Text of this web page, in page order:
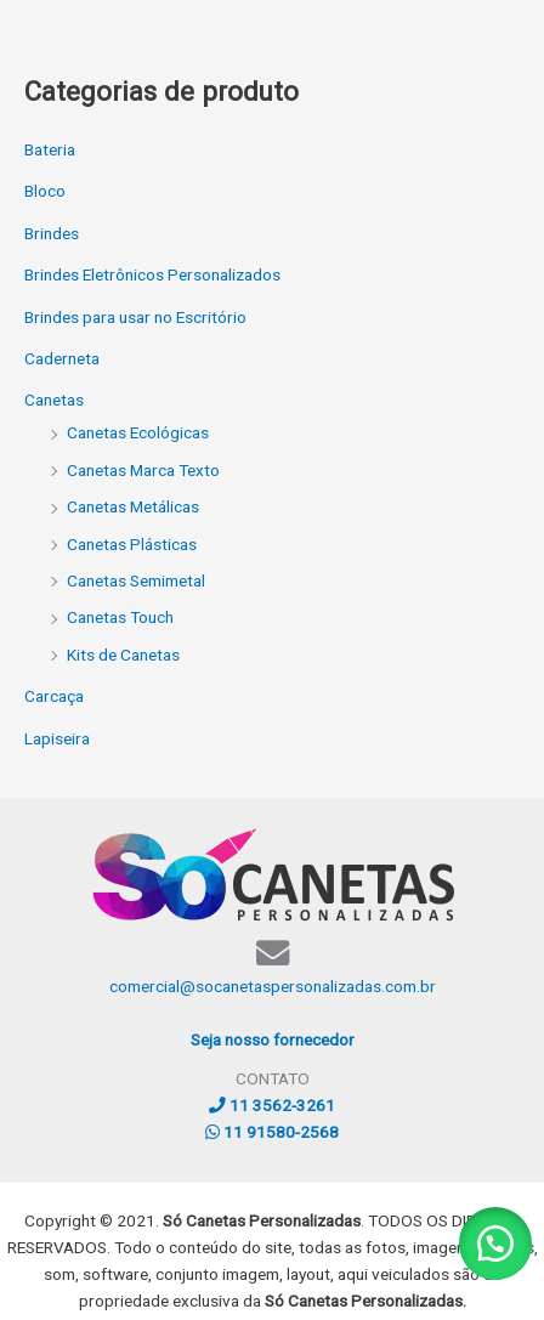
Categorias de produto
Bateria
Bloco
Brindes
Brindes Eletrônicos Personalizados
Brindes para usar no Escritório
Caderneta
Canetas
Canetas Ecológicas
Canetas Marca Texto
Canetas Metálicas
Canetas Plásticas
Canetas Semimetal
Canetas Touch
Kits de Canetas
Carcaça
Lapiseira
comercial@socanetaspersonalizadas.com.br
Seja nosso fornecedor
CONTATO
11 3562-3261
11 91580-2568
Copyright © 2021. Só Canetas Personalizadas . TODOS OS DIREITOS
RESERVADOS. Todo o conteúdo do site, todas as fotos, imagens, dizeres,
som, software, conjunto imagem, layout, aqui veiculados são de
propriedade exclusiva da Só Canetas Personalizadas.